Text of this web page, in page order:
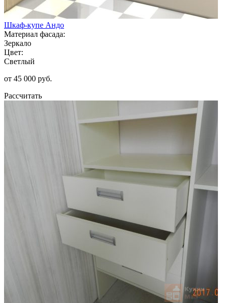
Шкаф-купе Андо
Материал фасада:
Зеркало
Цвет:
Светлый
от 45 000 руб.
Рассчитать